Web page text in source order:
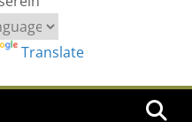
Translate